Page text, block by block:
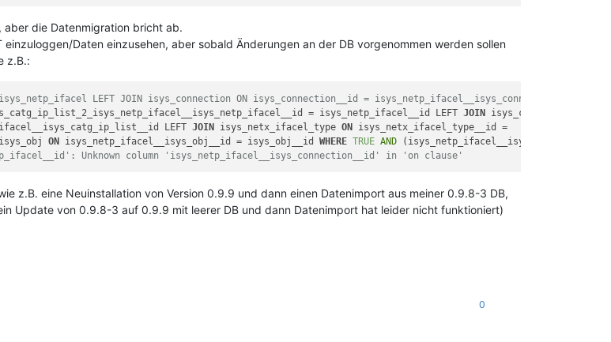
die Datenmigration bricht ab.
Daten einzusehen, aber sobald Änderungen an der DB vorgenommen werden sollen
z.B.:
isys_netp_ifacel LEFT JOIN isys_connection ON isys_connection__id = isys_netp_ifacel__isys_connection__id
= isys_netp_ifacel__id LEFT JOIN isys_catg_ip_list
LEFT JOIN isys_netx_ifacel_type ON isys_netx_ifacel_type__id =
ON isys_netp_ifacel__isys_obj__id = isys_obj__id WHERE TRUE AND (isys_netp_ifacel__isys_obj__id =
Unknown column 'isys_netp_ifacel__isys_connection__id' in 'on clause'
z.B. eine Neuinstallation von Version 0.9.9 und dann einen Datenimport aus meiner 0.9.8-3 DB,
Update von 0.9.8-3 auf 0.9.9 mit leerer DB und dann Datenimport hat leider nicht funktioniert)
0